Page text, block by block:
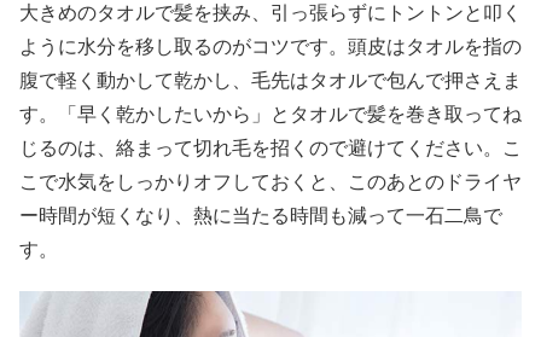
大きめのタオルで髪を挟み、引っ張らずにトントンと叩く
ように水分を移し取るのがコツです。頭皮はタオルを指の
腹で軽く動かして乾かし、毛先はタオルで包んで押さえま
す。「早く乾かしたいから」とタオルで髪を巻き取ってね
じるのは、絡まって切れ毛を招くので避けてください。こ
こで水気をしっかりオフしておくと、このあとのドライヤ
ー時間が短くなり、熱に当たる時間も減って一石二鳥で
す。